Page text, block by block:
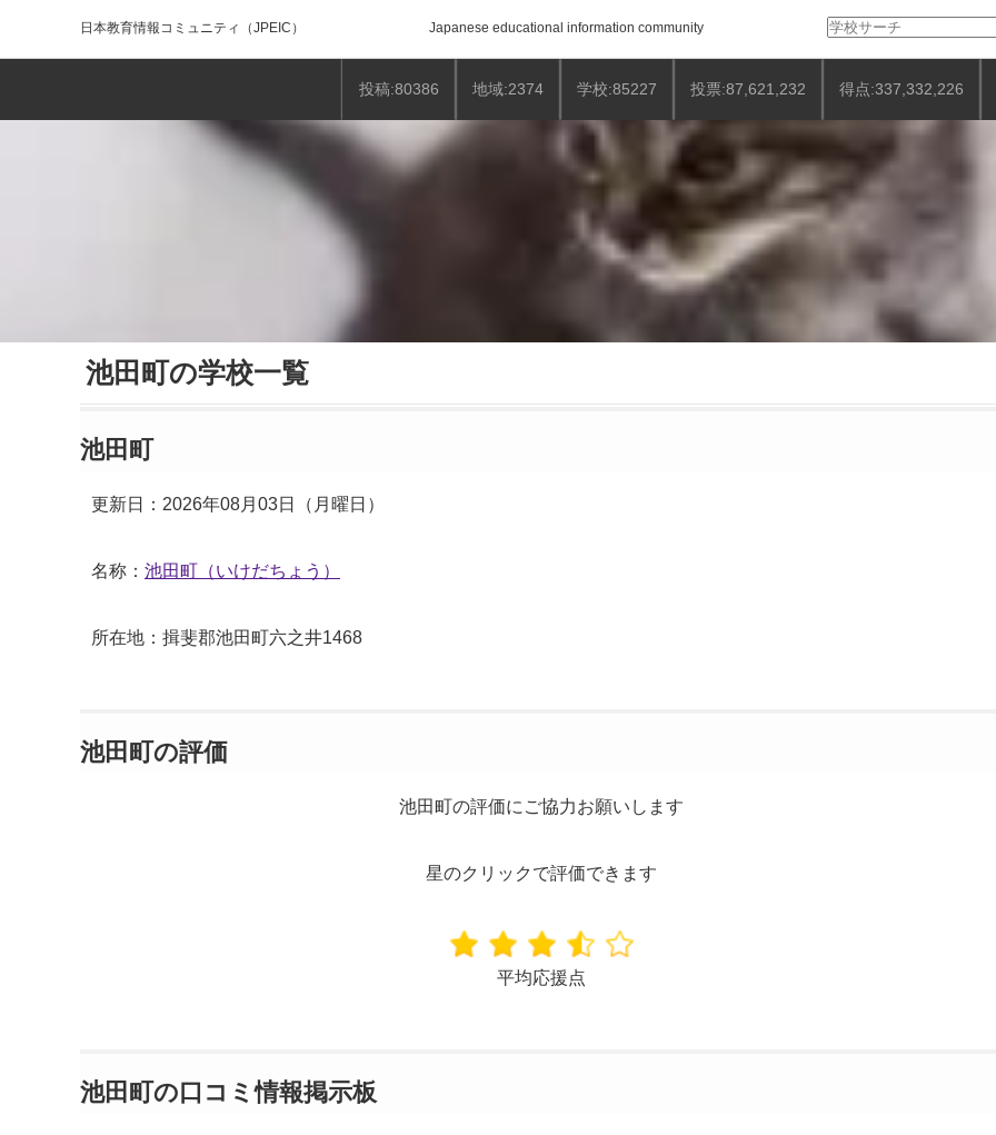
日本教育情報コミュニティ （JPEIC） Japanese educational information community
検
索:
投稿:80386 地域:2374 学校:85227 投票:87,621,232 得点:337,332,226
池田町の学校一覧
池田町
更新日：2026年08月03日（月曜日）
名称： 池田町（いけだちょう）
所在地：揖斐郡池田町六之井1468
池田町の評価
池田町の評価にご協力お願いします
星のクリックで評価できます
平均応援点
池田町の口コミ情報掲示板